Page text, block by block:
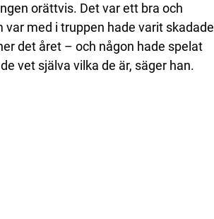
orättvis. Det var ett bra och
med i truppen hade varit skadade
det året – och någon hade spelat
vet själva vilka de är, säger han.